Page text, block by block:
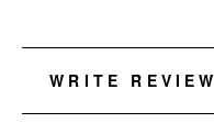
WRITE REVIEW